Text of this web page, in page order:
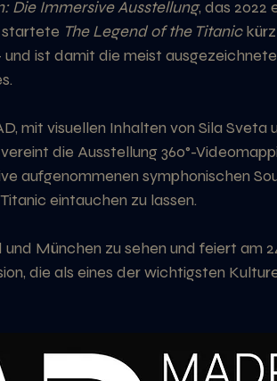
Die Immersive Ausstellung, das 2022
startete The Legend of the Titanic
und ist damit die meist
mit visuellen Inhalten von Sila Sveta
die Ausstellung 360°-
aufgenommenen symphonischen
eintauchen zu lassen.
München zu sehen und feiert am
die als eines der wichtigsten